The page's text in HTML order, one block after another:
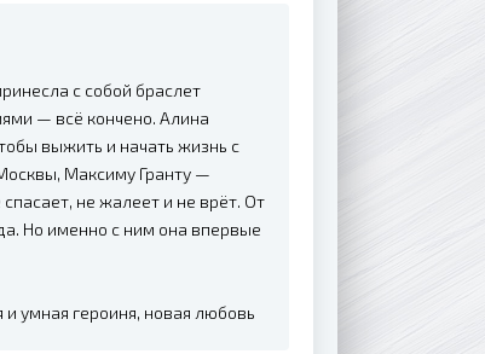
с собой браслет
— всё кончено. Алина
выжить и начать жизнь с
Максиму Гранту —
не жалеет и не врёт. От
Но именно с ним она впервые
и умная героиня, новая любовь